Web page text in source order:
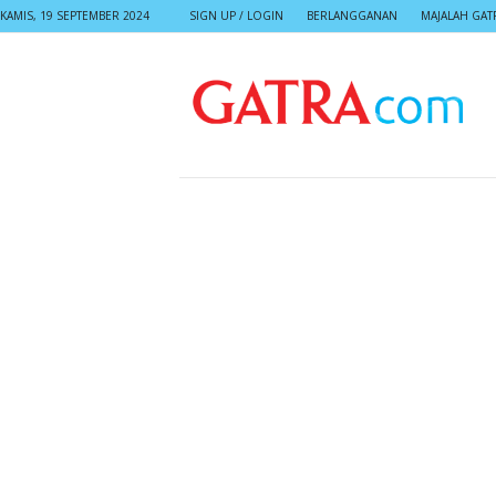
KAMIS, 19 SEPTEMBER 2024 SIGN UP / LOGIN BERLANGGANAN MAJALAH